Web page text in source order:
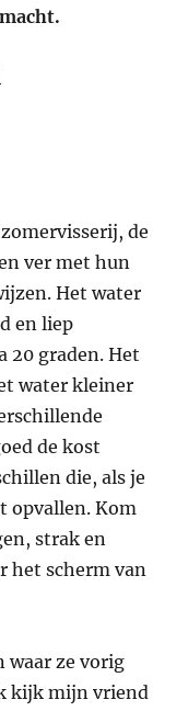
de
ver met hun
Het water
en liep
20 graden. Het
water kleiner
de kost
die, als je
opvallen. Kom
strak en
het scherm van
waar ze vorig
kijk mijn vriend